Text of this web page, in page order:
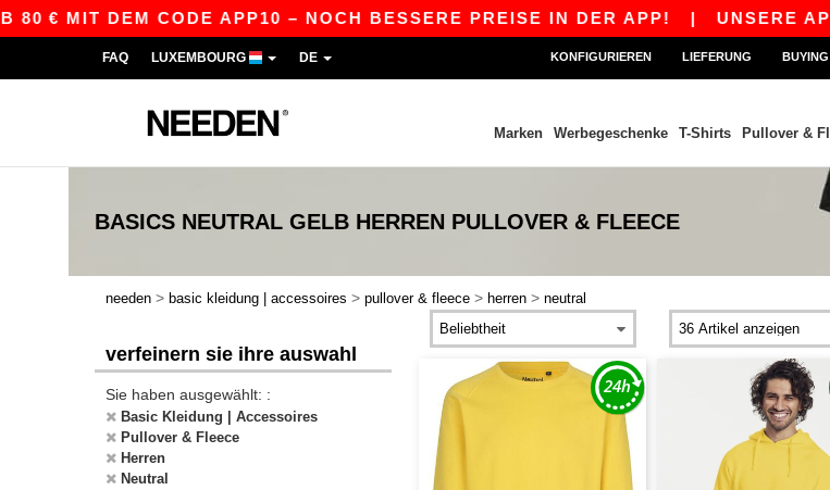
€ MIT DEM CODE APP10 – NOCH BESSERE PREISE IN DER APP!| UNSERE APP
FAQ LUXEMBOURG DE KONFIGURIEREN LIEFERUNG
Marken Werbegeschenke T-Shirts Pullover &
BASICS NEUTRAL GELB HERREN PULLOVER & FLEECE
needen > basic kleidung | accessoires > pullover & fleece > herren > neutral
verfeinern sie ihre auswahl
Sie haben ausgewählt: :
Basic Kleidung | Accessoires
Pullover & Fleece
Herren
Neutral